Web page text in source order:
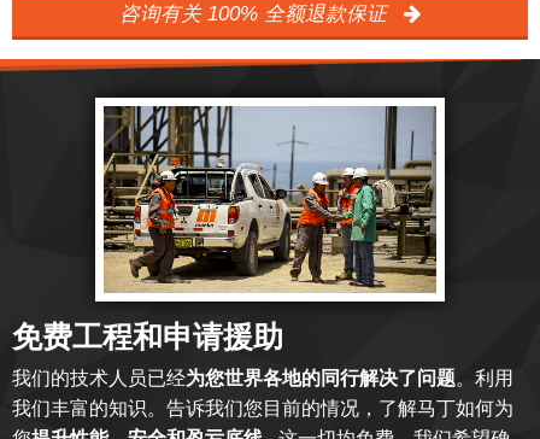
咨询有关 100% 全额退款保证
免费工程和申请援助
我们的技术人员已经为您世界各地的同行解决了问题。利用
我们丰富的知识。告诉我们您目前的情况，了解马丁如何为